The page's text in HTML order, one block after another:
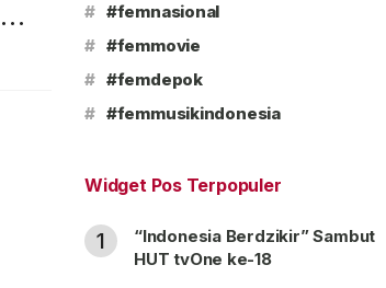
# #femnasional
# #femmovie
# #femdepok
# #femmusikindonesia
Widget Pos Terpopuler
1
“Indonesia Berdzikir” Sambut
HUT tvOne ke-18